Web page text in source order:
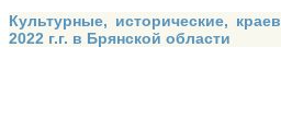
Культурные, исторические,
2022 г.г. в Брянской области